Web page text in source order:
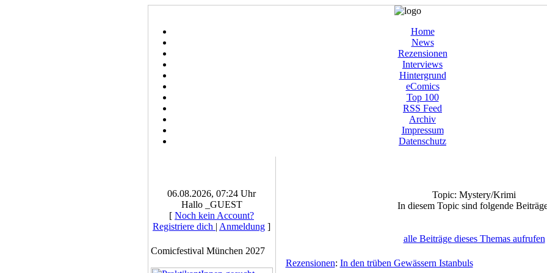
Home
News
Rezensionen
Interviews
Hintergrund
eComics
Top 100
RSS Feed
Archiv
Impressum
Datenschutz
06.08.2026, 07:24 Uhr
Hallo _GUEST
[ Noch kein Account?
Registriere dich | Anmeldung ]
Comicfestival München 2027
Topic: Mystery/Krimi
In diesem Topic sind folgende
alle Beiträge dieses Themas aufrufen
Rezensionen: In den trüben Gewässern Istanbuls